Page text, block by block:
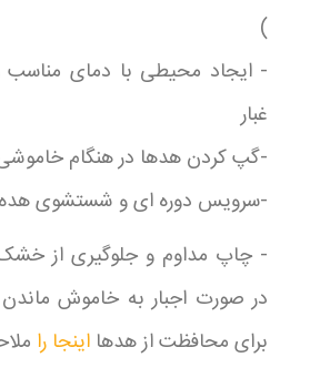
)
- ایجاد محیطی با دمای مناسب
غبار
-گپ کردن هدها در هنگام
-سرویس دوره ای و شستشوی هده
- چاپ مداوم و جلوگیری از
در صورت اجبار به خاموش
برای محافظت از هدها اینجا را